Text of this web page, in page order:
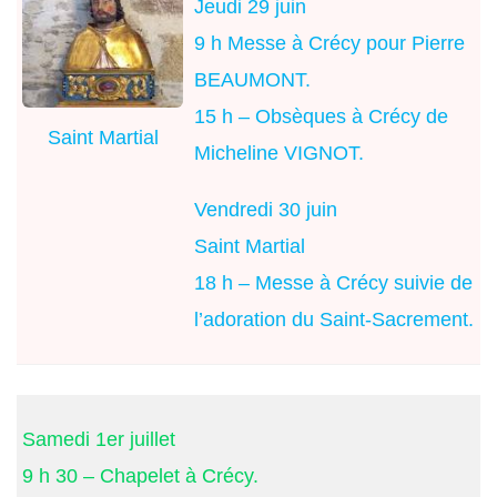
Saint Martial
Jeudi 29 juin
9 h Messe à Crécy pour Pierre
BEAUMONT.
15 h – Obsèques à Crécy de
Micheline VIGNOT.
Vendredi 30 juin
Saint Martial
18 h – Messe à Crécy suivie de
l’adoration du Saint-Sacrement.
Samedi 1er juillet
9 h 30 – Chapelet à Crécy.